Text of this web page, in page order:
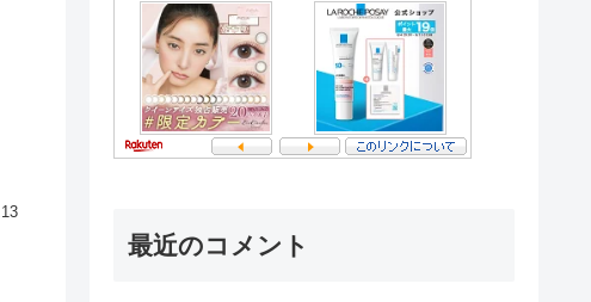
最近のコメント